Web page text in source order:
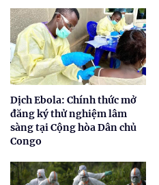
Dịch Ebola: Chính thức mở
đăng ký thử nghiệm lâm
sàng tại Cộng hòa Dân chủ
Congo